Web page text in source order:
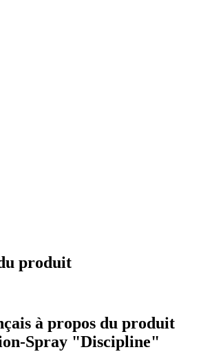
produit
à propos du produit
Spray "Discipline"